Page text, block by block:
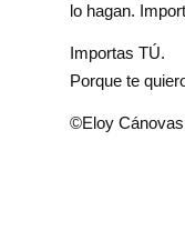
lo hagan.
Importas TÚ.
Porque te
©Eloy Cánovas